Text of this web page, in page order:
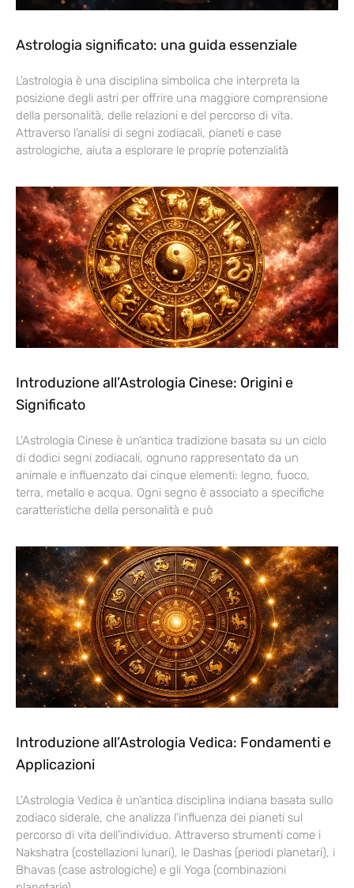
Astrologia significato: una guida essenziale
L’astrologia è una disciplina simbolica che interpreta la
posizione degli astri per offrire una maggiore comprensione
della personalità, delle relazioni e del percorso di vita.
Attraverso l’analisi di segni zodiacali, pianeti e case
astrologiche, aiuta a esplorare le proprie potenzialità
Introduzione all’Astrologia Cinese: Origini e
Significato
L’Astrologia Cinese è un’antica tradizione basata su un ciclo
di dodici segni zodiacali, ognuno rappresentato da un
animale e influenzato dai cinque elementi: legno, fuoco,
terra, metallo e acqua. Ogni segno è associato a specifiche
caratteristiche della personalità e può
Introduzione all’Astrologia Vedica: Fondamenti e
Applicazioni
L’Astrologia Vedica è un’antica disciplina indiana basata sullo
zodiaco siderale, che analizza l’influenza dei pianeti sul
percorso di vita dell’individuo. Attraverso strumenti come i
Nakshatra (costellazioni lunari), le Dashas (periodi planetari), i
Bhavas (case astrologiche) e gli Yoga (combinazioni